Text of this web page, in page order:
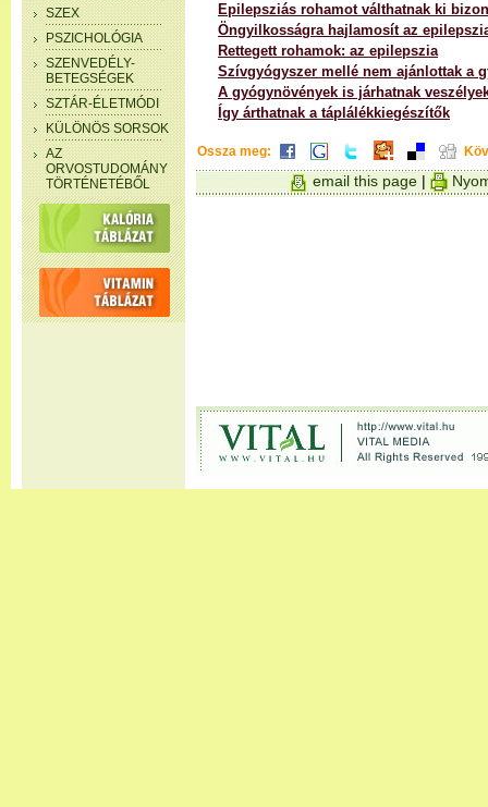
SZEX
PSZICHOLÓGIA
SZENVEDÉLY-
BETEGSÉGEK
SZTÁR-ÉLETMÓDI
KÜLÖNÖS SORSOK
AZ
ORVOSTUDOMÁNY
TÖRTÉNETÉBŐL
Epilepsziás rohamot válthatnak ki
Öngyilkosságra hajlamosít az
Rettegett rohamok: az epilepszia
Szívgyógyszer mellé nem ajánlottak a
A gyógynövények is járhatnak
Így árthatnak a táplálékkiegészítők
Ossza meg:
email this page |